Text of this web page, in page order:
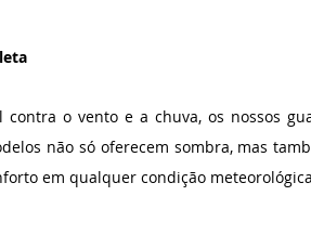
o vento e a chuva, os nossos
não só oferecem sombra, mas
em qualquer condição